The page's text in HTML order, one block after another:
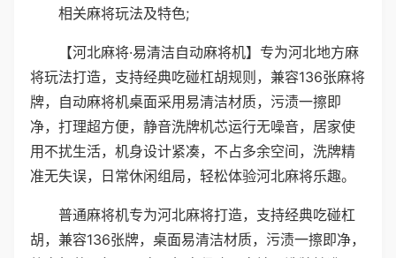
相关麻将玩法及特色;
【河北麻将·易清洁自动麻将机】专为河北地方麻
将玩法打造，支持经典吃碰杠胡规则，兼容136张麻将
牌，自动麻将机桌面采用易清洁材质，污渍一擦即
净，打理超方便，静音洗牌机芯运行无噪音，居家使
用不扰生活，机身设计紧凑，不占多余空间，洗牌精
准无失误，日常休闲组局，轻松体验河北麻将乐趣。
普通麻将机专为河北麻将打造，支持经典吃碰杠
胡，兼容136张牌，桌面易清洁材质，污渍一擦即净，